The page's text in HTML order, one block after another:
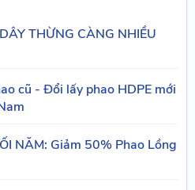
THỪNG CÀNG NHIỀU
cũ - Đổi lấy phao HDPE mới
NĂM: Giảm 50% Phao Lồng